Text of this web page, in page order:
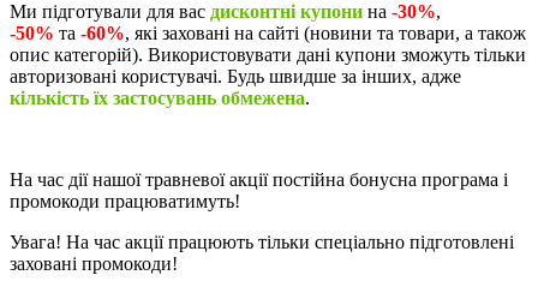
Ми підготували для вас дисконтні купони на -30%,
-50% та -60%, які заховані на сайті (новини та товари, а також
опис категорій). Використовувати дані купони зможуть тільки
авторизовані користувачі. Будь швидше за інших, адже
кількість їх застосувань обмежена.
На час дії нашої травневої акції постійна бонусна програма і
промокоди працюватимуть!
Увага! На час акції працюють тільки спеціально підготовлені
заховані промокоди!